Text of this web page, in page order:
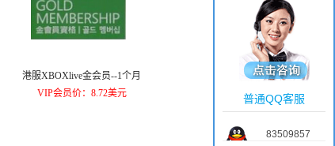
港服XBOXlive金会员--1个月
VIP会员价：8.72美元
普通QQ客服
83509857